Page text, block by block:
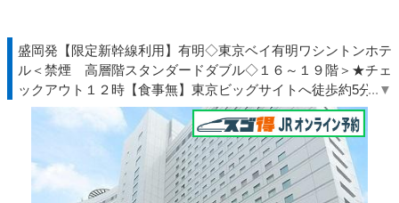
盛岡発【限定新幹線利用】有明◇東京ベイ有明ワシントンホテ
ル＜禁煙 高層階スタンダードダブル◇１６～１９階＞★チェ
ックアウト１２時【食事無】東京ビッグサイトへ徒歩約5分◆
ＴＤＲ夏◇ＪＲきっぷ駅受取